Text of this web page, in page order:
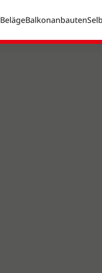
BelägeBalkonanbauten